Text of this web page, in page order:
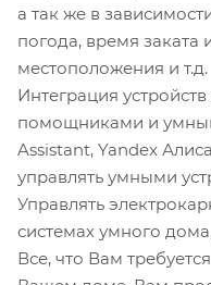
а так же в
погода, время заката
местоположения и т.д.
Интеграция
помощниками и
Assistant, Yandex
управлять умными
Управлять
системах умного
Все, что Вам